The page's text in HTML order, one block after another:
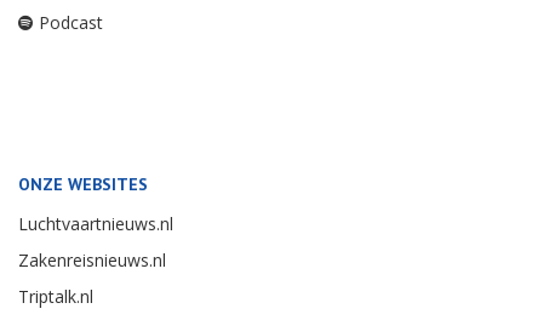
Podcast
ONZE WEBSITES
Luchtvaartnieuws.nl
Zakenreisnieuws.nl
Triptalk.nl